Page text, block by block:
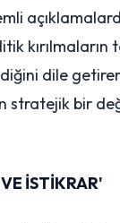
kırılmaların
dile
stratejik bir
İSTİKRAR'